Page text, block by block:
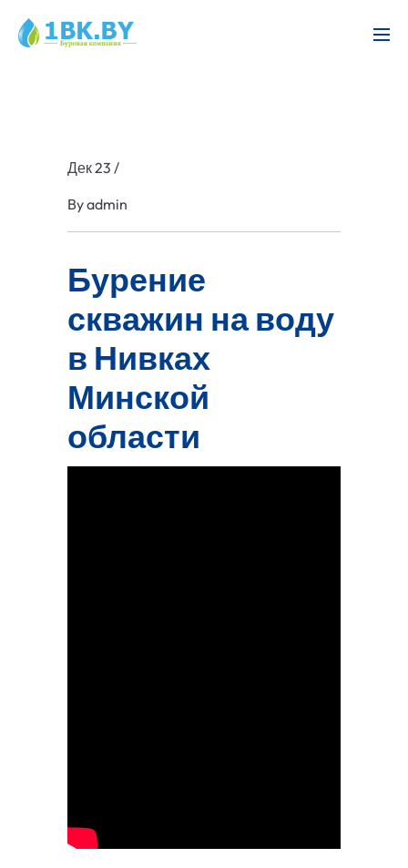
Дек 23 /
Byadmin
Бурение
скважин на воду
в Нивках
Минской
области